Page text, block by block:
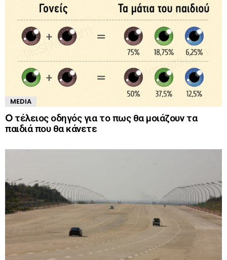
MEDIA
O τέλειος οδηγός για το πως θα μοιάζουν τα
παιδιά που θα κάνετε